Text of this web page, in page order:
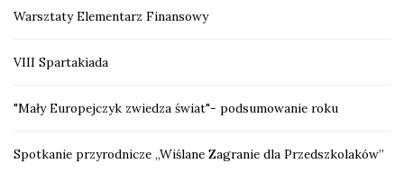
Warsztaty Elementarz Finansowy
VIII Spartakiada
"Mały Europejczyk zwiedza świat"- podsumowanie roku
Spotkanie przyrodnicze „Wiślane Zagranie dla Przedszkolaków”